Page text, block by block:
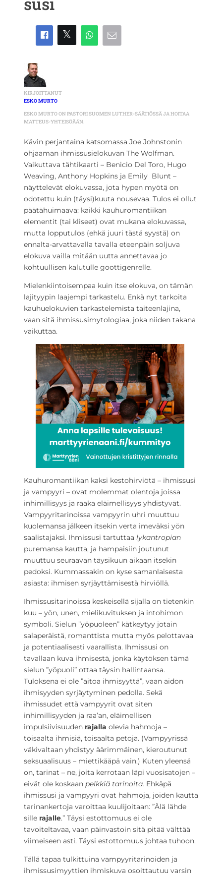
KIRJOITTANUT
ESKO MURTO
ESKO MURTO ON PASTORI SUOMEN LUTHER-SÄÄTIÖSSÄ JA HOITAA
MATTEUS-YHTEISÖÄÄN.
Kävin perjantaina katsomassa Joe Johnstonin
ohjaaman ihmissusielokuvan The Wolfman.
Vaikuttava tähtikaarti – Benicio Del Toro, Hugo
Weaving, Anthony Hopkins ja Emily Blunt –
näyttelevät elokuvassa, jota hypen myötä on
odotettu kuin (täysi)kuuta nousevaa. Tulos ei ollut
päätähuimaava: kaikki kauhuromantiikan
elementit (tai kliseet) ovat mukana elokuvassa,
mutta lopputulos (ehkä juuri tästä syystä) on
ennalta-arvattavalla tavalla eteenpäin soljuva
elokuva vailla mitään uutta annettavaa jo
kohtuullisen kalutulle goottigenrelle.
Mielenkiintoisempaa kuin itse elokuva, on tämän
lajityypin laajempi tarkastelu. Enkä nyt tarkoita
kauhuelokuvien tarkastelemista taiteenlajina,
vaan sitä ihmissusimytologiaa, joka niiden takana
vaikuttaa.
Kauhuromantiikan kaksi kestohirviötä – ihmissusi
ja vampyyri – ovat molemmat olentoja joissa
inhimillisyys ja raaka eläimellisyys yhdistyvät.
Vampyyritarinoissa vampyyrin uhri muuttuu
kuolemansa jälkeen itsekin verta imeväksi yön
saalistajaksi. Ihmissusi tartuttaa lykantropian
puremansa kautta, ja hampaisiin joutunut
muuttuu seuraavan täysikuun aikaan itsekin
pedoksi. Kummassakin on kyse samanlaisesta
asiasta: ihmisen syrjäyttämisestä hirviöllä.
Ihmissusitarinoissa keskeisellä sijalla on tietenkin
kuu – yön, unen, mielikuvituksen ja intohimon
symboli. Sielun ”yöpuoleen” kätkeytyy jotain
salaperäistä, romanttista mutta myös pelottavaa
ja potentiaalisesti vaarallista. Ihmissusi on
tavallaan kuva ihmisestä, jonka käytöksen tämä
sielun ”yöpuoli” ottaa täysin hallintaansa.
Tuloksena ei ole ”aitoa ihmisyyttä”, vaan aidon
ihmisyyden syrjäytyminen pedolla. Sekä
ihmissudet että vampyyrit ovat siten
inhimillisyyden ja raa’an, eläimellisen
impulsiivisuuden rajalla olevia hahmoja –
toisaalta ihmisiä, toisaalta petoja. (Vampyyrissä
väkivaltaan yhdistyy äärimmäinen, kieroutunut
seksuaalisuus – miettikääpä vain.) Kuten yleensä
on, tarinat – ne, joita kerrotaan läpi vuosisatojen –
eivät ole koskaan pelkkiä tarinoita. Ehkäpä
ihmissusi ja vampyyri ovat hahmoja, joiden kautta
tarinankertoja varoittaa kuulijoitaan: ”Älä lähde
sille rajalle.” Täysi estottomuus ei ole
tavoiteltavaa, vaan päinvastoin sitä pitää välttää
viimeiseen asti. Täysi estottomuus johtaa tuhoon.
Tällä tapaa tulkittuina vampyyritarinoiden ja
ihmissusimyyttien ihmiskuva osoittautuu varsin